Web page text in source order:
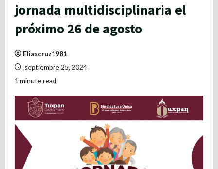
jornada multidisciplinaria el
próximo 26 de agosto
Eliascruz1981
septiembre 25, 2024
1 minute read